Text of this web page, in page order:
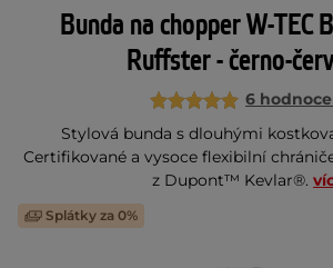
Bunda na chopper W-TEC
Ruffster - černo-
6
Stylová bunda s dlouhými
Certifikované a vysoce flexibilní
z Dupont™ Kevlar®.
Splátky za 0%